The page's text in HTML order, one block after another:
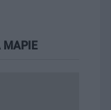
MAPIE